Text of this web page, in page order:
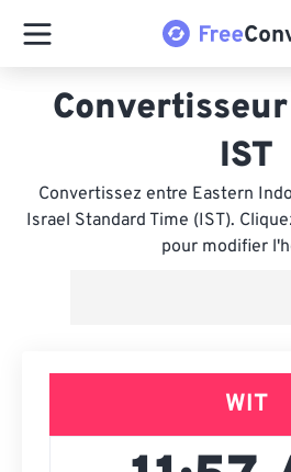
IST
Convertissez entre Eastern
Israel Standard Time (IST).
pour modifier
WIT